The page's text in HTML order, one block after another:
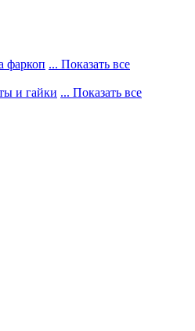
фаркоп ... Показать все
и гайки ... Показать все